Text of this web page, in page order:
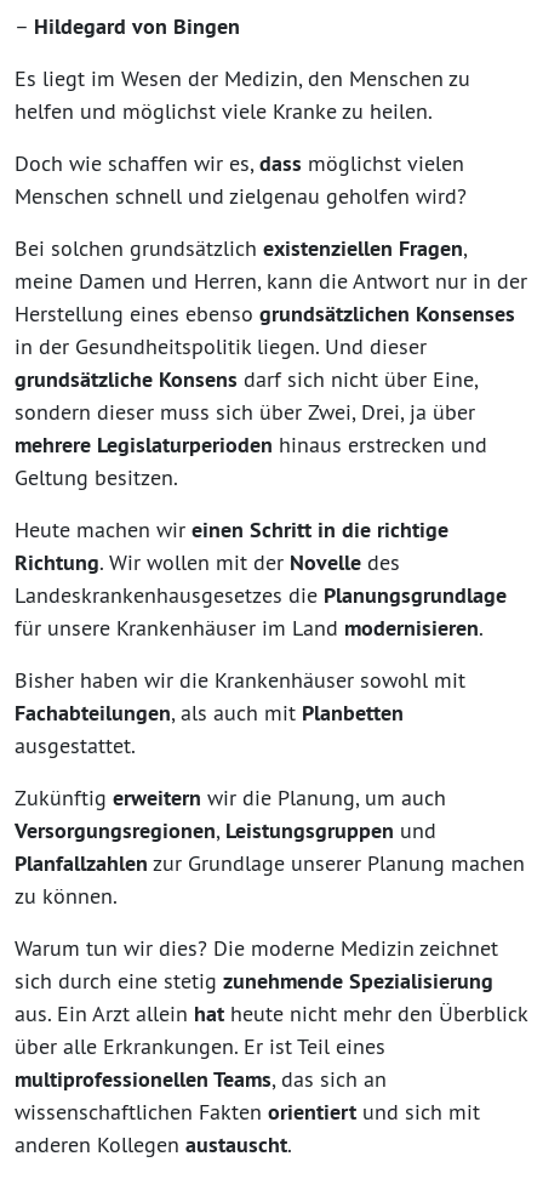
– Hildegard von Bingen
Es liegt im Wesen der Medizin, den Menschen zu
helfen und möglichst viele Kranke zu heilen.
Doch wie schaffen wir es, dass möglichst vielen
Menschen schnell und zielgenau geholfen wird?
Bei solchen grundsätzlich existenziellen Fragen,
meine Damen und Herren, kann die Antwort nur in der
Herstellung eines ebenso grundsätzlichen Konsenses
in der Gesundheitspolitik liegen. Und dieser
grundsätzliche Konsens darf sich nicht über Eine,
sondern dieser muss sich über Zwei, Drei, ja über
mehrere Legislaturperioden hinaus erstrecken und
Geltung besitzen.
Heute machen wir einen Schritt in die richtige
Richtung. Wir wollen mit der Novelle des
Landeskrankenhausgesetzes die Planungsgrundlage
für unsere Krankenhäuser im Land modernisieren.
Bisher haben wir die Krankenhäuser sowohl mit
Fachabteilungen, als auch mit Planbetten
ausgestattet.
Zukünftig erweitern wir die Planung, um auch
Versorgungsregionen, Leistungsgruppen und
Planfallzahlen zur Grundlage unserer Planung machen
zu können.
Warum tun wir dies? Die moderne Medizin zeichnet
sich durch eine stetig zunehmende Spezialisierung
aus. Ein Arzt allein hat heute nicht mehr den Überblick
über alle Erkrankungen. Er ist Teil eines
multiprofessionellen Teams, das sich an
wissenschaftlichen Fakten orientiert und sich mit
anderen Kollegen austauscht.